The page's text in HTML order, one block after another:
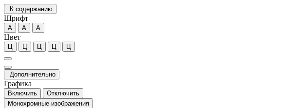
К содержанию
Шрифт
А А А
Цвет
Ц Ц Ц Ц Ц
Дополнительно
Графика
Включить
Отключить
Монохромные изображения